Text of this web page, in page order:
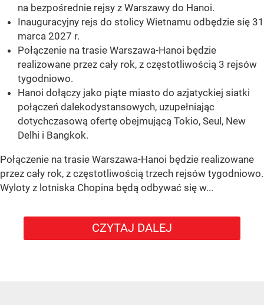
na bezpośrednie rejsy z Warszawy do Hanoi.
Inauguracyjny rejs do stolicy Wietnamu odbędzie się 31
marca 2027 r.
Połączenie na trasie Warszawa-Hanoi będzie
realizowane przez cały rok, z częstotliwością 3 rejsów
tygodniowo.
Hanoi dołączy jako piąte miasto do azjatyckiej siatki
połączeń dalekodystansowych, uzupełniając
dotychczasową ofertę obejmującą Tokio, Seul, New
Delhi i Bangkok.
Połączenie na trasie Warszawa-Hanoi będzie realizowane
przez cały rok, z częstotliwością trzech rejsów tygodniowo.
Wyloty z lotniska Chopina będą odbywać się w...
CZYTAJ DALEJ